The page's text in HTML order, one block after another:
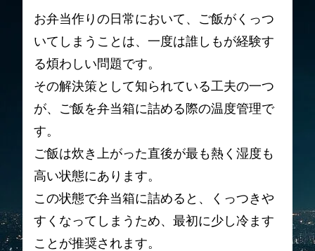
お弁当作りの日常において、ご飯がくっつ
いてしまうことは、一度は誰しもが経験す
る煩わしい問題です。
その解決策として知られている工夫の一つ
が、ご飯を弁当箱に詰める際の温度管理で
す。
ご飯は炊き上がった直後が最も熱く湿度も
高い状態にあります。
この状態で弁当箱に詰めると、くっつきや
すくなってしまうため、最初に少し冷ます
ことが推奨されます。